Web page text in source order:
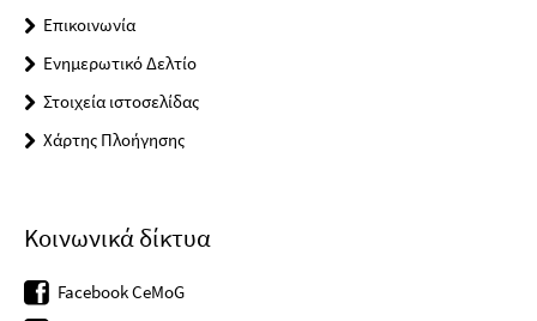
Επικοινωνία
Ενημερωτικό Δελτίο
Στοιχεία ιστοσελίδας
Χάρτης Πλοήγησης
Κοινωνικά δίκτυα
Facebook CeMoG